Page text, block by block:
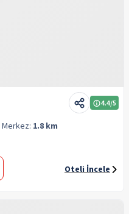
4.4/5
Merkez: 1.8 km
Oteli İncele